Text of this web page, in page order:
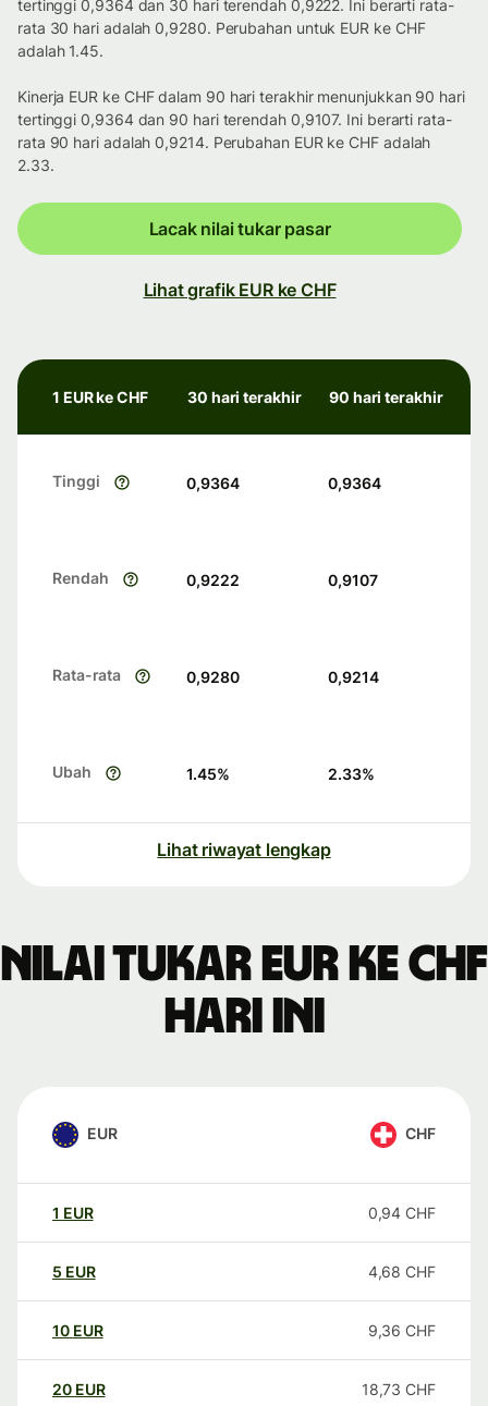
tertinggi 0,9364 dan 30 hari terendah 0,9222. Ini berarti rata-
rata 30 hari adalah 0,9280. Perubahan untuk EUR ke CHF
adalah 1.45.
Kinerja EUR ke CHF dalam 90 hari terakhir menunjukkan 90 hari
tertinggi 0,9364 dan 90 hari terendah 0,9107. Ini berarti rata-
rata 90 hari adalah 0,9214. Perubahan EUR ke CHF adalah
2.33.
Lacak nilai tukar pasar
Lihat grafik EUR ke CHF
1 EUR ke CHF 30 hari terakhir 90 hari terakhir
Tinggi 0,9364 0,9364
Rendah 0,9222 0,9107
Rata-rata 0,9280 0,9214
Ubah 1.45% 2.33%
Lihat riwayat lengkap
Nilai tukar EUR ke CHF
hari ini
EUR CHF
1 EUR 0,94 CHF
5 EUR 4,68 CHF
10 EUR 9,36 CHF
20 EUR 18,73 CHF